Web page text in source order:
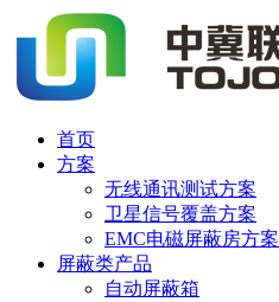
首页
方案
无线通讯测试方案
卫星信号覆盖方案
EMC电磁屏蔽房方案
屏蔽类产品
自动屏蔽箱